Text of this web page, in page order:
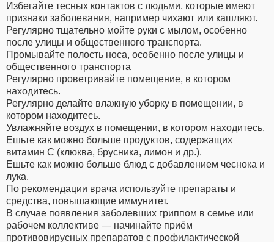
Избегайте тесных контактов с людьми, которые имеют
признаки заболевания, например чихают или кашляют.
Регулярно тщательно мойте руки с мылом, особенно
после улицы и общественного транспорта.
Промывайте полость носа, особенно после улицы и
общественного транспорта
Регулярно проветривайте помещение, в котором
находитесь.
Регулярно делайте влажную уборку в помещении, в
котором находитесь.
Увлажняйте воздух в помещении, в котором находитесь.
Ешьте как можно больше продуктов, содержащих
витамин С (клюква, брусника, лимон и др.).
Ешьте как можно больше блюд с добавлением чеснока и
лука.
По рекомендации врача используйте препараты и
средства, повышающие иммунитет.
В случае появления заболевших гриппом в семье или
рабочем коллективе — начинайте приём
противовирусных препаратов с профилактической